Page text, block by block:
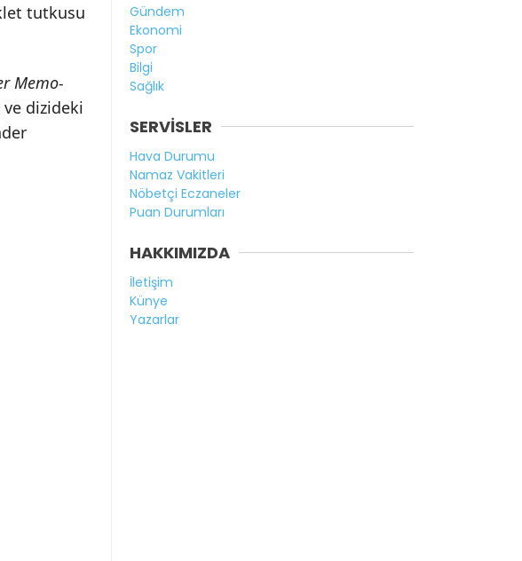
tutkusu
Memo-
ve dizideki
Gündem
Ekonomi
Spor
Bilgi
Sağlık
SERVİSLER
Hava Durumu
Namaz Vakitleri
Nöbetçi Eczaneler
Puan Durumları
HAKKIMIZDA
İletişim
Künye
Yazarlar